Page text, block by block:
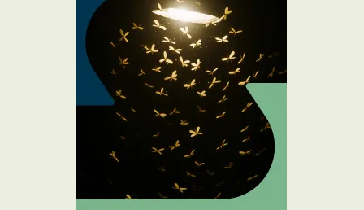
Mosquitos
Percevejo de Cama
Pulgas e Carrapatos
Ratos
Sanitização
Traças